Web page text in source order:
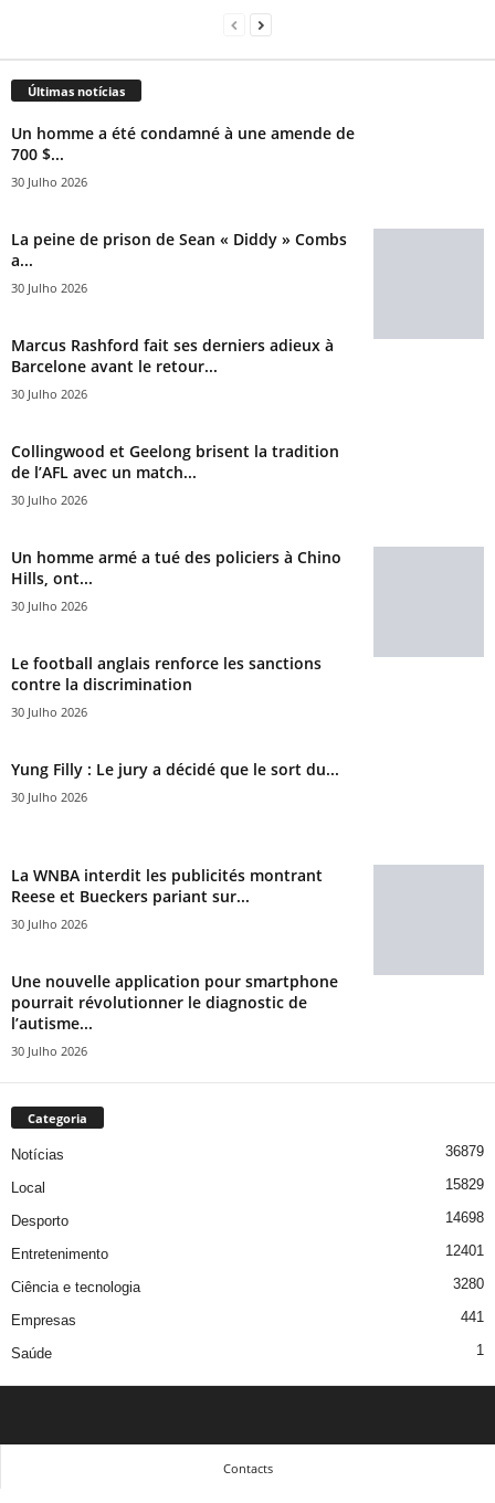
Últimas notícias
Un homme a été condamné à une amende de
700 $...
30 Julho 2026
La peine de prison de Sean « Diddy » Combs
a...
30 Julho 2026
Marcus Rashford fait ses derniers adieux à
Barcelone avant le retour...
30 Julho 2026
Collingwood et Geelong brisent la tradition
de l’AFL avec un match...
30 Julho 2026
Un homme armé a tué des policiers à Chino
Hills, ont...
30 Julho 2026
Le football anglais renforce les sanctions
contre la discrimination
30 Julho 2026
Yung Filly : Le jury a décidé que le sort du...
30 Julho 2026
La WNBA interdit les publicités montrant
Reese et Bueckers pariant sur...
30 Julho 2026
Une nouvelle application pour smartphone
pourrait révolutionner le diagnostic de
l’autisme...
30 Julho 2026
Categoria
Notícias 36879
Local 15829
Desporto 14698
Entretenimento 12401
Ciência e tecnologia 3280
Empresas 441
Saúde 1
Contacts